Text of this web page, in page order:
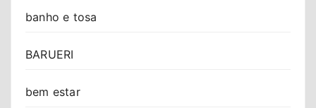
banho e tosa
BARUERI
bem estar